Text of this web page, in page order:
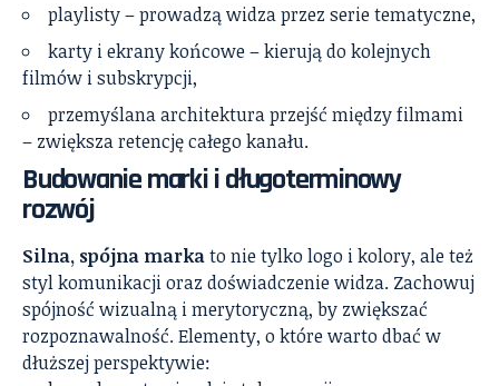
playlisty – prowadzą widza przez serie tematyczne,
karty i ekrany końcowe – kierują do kolejnych
filmów i subskrypcji,
przemyślana architektura przejść między filmami
– zwiększa retencję całego kanału.
Budowanie marki i długoterminowy
rozwój
Silna, spójna markato nie tylko logo i kolory, ale też
styl komunikacji oraz doświadczenie widza. Zachowuj
spójność wizualną i merytoryczną, by zwiększać
rozpoznawalność. Elementy, o które warto dbać w
dłuższej perspektywie: